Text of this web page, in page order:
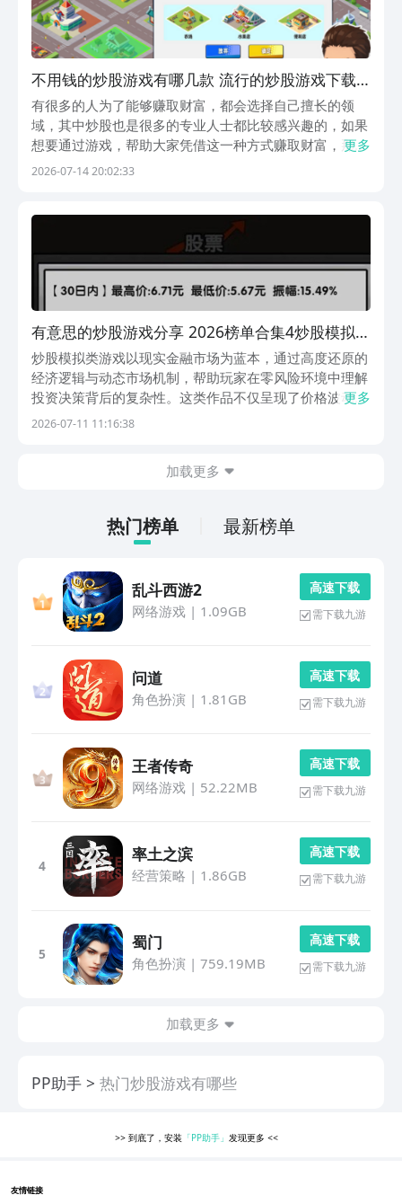
不用钱的炒股游戏有哪几款 流行的炒股游戏下载
合集2026
有很多的人为了能够赚取财富，都会选择自己擅长的领
域，其中炒股也是很多的专业人士都比较感兴趣的，如果
想要通过游戏，帮助大家凭借这一种方式赚取财富，那么
免费的炒股游戏有哪些？九游APP就可以帮助到大家。是
还...
更多
2026-07-14 20:02:33
有意思的炒股游戏分享 2026榜单合集4炒股模拟游
戏before_2
炒股模拟类游戏以现实金融市场为蓝本，通过高度还原的
经济逻辑与动态市场机制，帮助玩家在零风险环境中理解
投资决策背后的复杂性。这类作品不仅呈现了价格波动、
政策影响、行业周期等真实要素，更将心理博弈、信息
更多
2026-07-11 11:16:38
加载更多
热门榜单 最新榜单
乱斗西游2
网络游戏| 1.09GB
高 速 下 载
需下载九游
问道
角色扮演 | 1.81GB
高 速 下 载
需下载九游
王者传奇
网络游戏| 52.22MB
高 速 下 载
需下载九游
4
率土之滨
经营策略 | 1.86GB
高 速 下 载
需下载九游
5
蜀门
角色扮演 | 759.19MB
高 速 下 载
需下载九游
加载更多
PP助手 热门炒股游戏有哪些
>> 到底了，安装 「PP助手」 发现更多<<
友情链接